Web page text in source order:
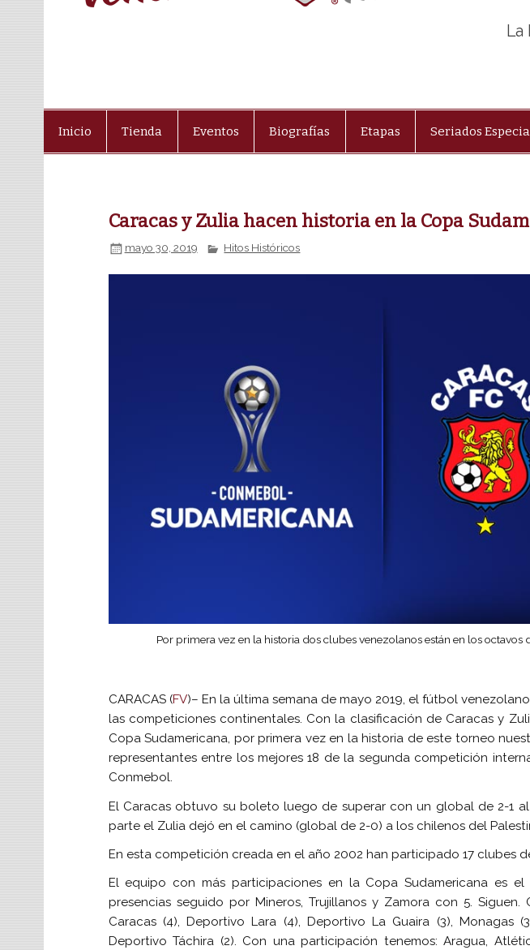
La
Inicio Tienda Eventos Biografías Etapas Seriados
Caracas y Zulia hacen historia en la Copa
mayo 30, 2019 Hitos Históricos
Por primera vez en la historia dos clubes venezolanos están en los octavos
CARACAS (FV)– En la última semana de mayo 2019, el fútbol
las competiciones continentales. Con la clasificación de Caracas y
Copa Sudamericana, por primera vez en la historia de este torneo
representantes entre los mejores 18 de la segunda competición
Conmebol.
El Caracas obtuvo su boleto luego de superar con un global de 2-1
parte el Zulia dejó en el camino (global de 2-0) a los chilenos del
En esta competición creada en el año 2002 han participado 17 clubes
El equipo con más participaciones en la Copa Sudamericana es
presencias seguido por Mineros, Trujillanos y Zamora con 5. Siguen.
Caracas (4), Deportivo Lara (4), Deportivo La Guaira (3), Monagas
Deportivo Táchira (2). Con una participación tenemos: Aragua,